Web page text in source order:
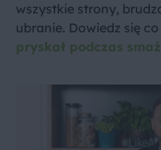
wszystkie strony,
ubranie. Dowiedz się
pryskał podczas